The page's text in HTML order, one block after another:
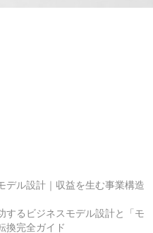
デル設計｜収益を生む事業構造
するビジネスモデル設計と「モ
換完全ガイド